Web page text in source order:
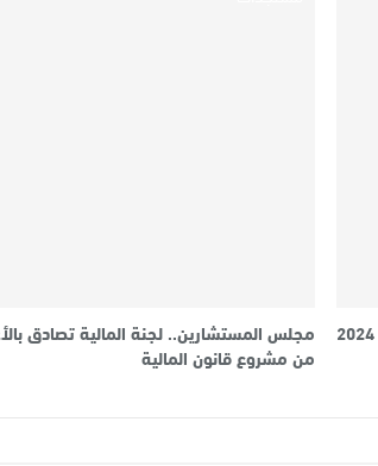
مجلس المستشارين.. لجنة المالية تصادق
من مشروع قانون المالية